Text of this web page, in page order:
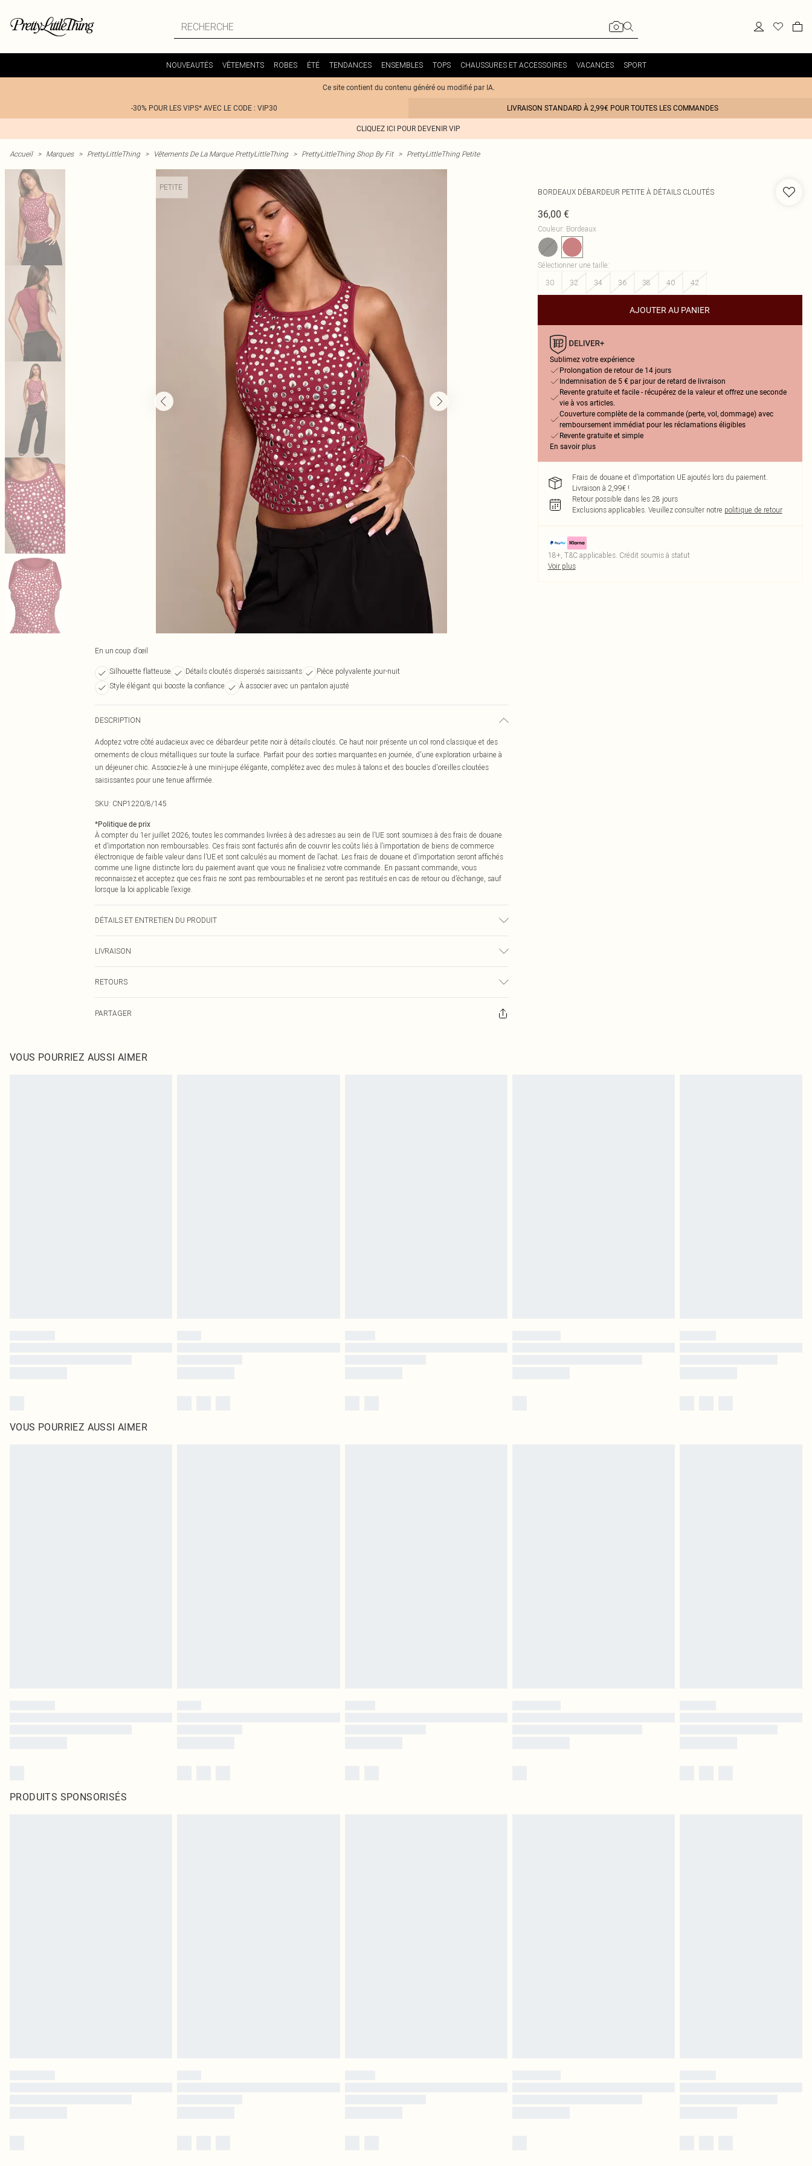
NOUVEAUTÉS VÊTEMENTS ROBES ÉTÉ TENDANCES ENSEMBLES TOPS CHAUSSURES ET ACCESSOIRES VACANCES SPORT
Ce site contient du contenu généré ou modifié par IA.
-30% POUR LES VIPS* AVEC LE CODE : VIP30 LIVRAISON STANDARD À 2,99€ POUR TOUTES LES COMMANDES
CLIQUEZ ICI POUR DEVENIR VIP
Accueil > Marques > PrettyLittleThing > Vêtements De La Marque PrettyLittleThing > PrettyLittleThing Shop By Fit > PrettyLittleThing Petite
PETITE
En un coup d’œil
Silhouette flatteuse Détails cloutés dispersés saisissants
Pièce polyvalente jour-nuit
Style élégant qui booste la confiance
À associer avec un pantalon ajusté
DESCRIPTION
Adoptez votre côté audacieux avec ce débardeur petite noir à détails cloutés. Ce haut noir présente un col rond classique et des
ornements de clous métalliques sur toute la surface. Parfait pour des sorties marquantes en journée, d'une exploration urbaine à
un déjeuner chic. Associez-le à une mini-jupe élégante, complétez avec des mules à talons et des boucles d'oreilles cloutées
saisissantes pour une tenue affirmée.
SKU: CNP1220/8/145
*Politique de prix
À compter du 1er juillet 2026, toutes les commandes livrées à des adresses au sein de l’UE sont soumises à des frais de douane
et d’importation non remboursables. Ces frais sont facturés afin de couvrir les coûts liés à l’importation de biens de commerce
électronique de faible valeur dans l’UE et sont calculés au moment de l’achat. Les frais de douane et d’importation seront affichés
comme une ligne distincte lors du paiement avant que vous ne finalisiez votre commande. En passant commande, vous
reconnaissez et acceptez que ces frais ne sont pas remboursables et ne seront pas restitués en cas de retour ou d’échange, sauf
lorsque la loi applicable l’exige.
DÉTAILS ET ENTRETIEN DU PRODUIT
LIVRAISON
€9.99
RETOURS
Veuillez noter que nous ne pouvons pas rembourser les masques tendance, les cosmétiques, les bijoux pour piercings, les jouets
également être essayées en intérieur. Les articles pour la maison, y compris le linge de lit, les matelas, les surmatelas et les
PARTAGER
BORDEAUX DÉBARDEUR PETITE À DÉTAILS CLOUTÉS
36,00 €
Couleur: Bordeaux
Sélectionner une taille:
30
32 34 36 38 40 42
AJOUTER AU PANIER
Sublimez votre expérience
Prolongation de retour de 14 jours
Indemnisation de 5 € par jour de retard de livraison
Revente gratuite et facile - récupérez de la valeur et offrez une seconde
vie à vos articles.
Couverture complète de la commande (perte, vol, dommage) avec
remboursement immédiat pour les réclamations éligibles
Revente gratuite et simple
En savoir plus
Frais de douane et d’importation UE ajoutés lors du paiement.
Livraison à 2,99€ !
Retour possible dans les 28 jours
Exclusions applicables. Veuillez consulter notre politique de retour
18+, T&C applicables. Crédit soumis à statut
Voir plus
VOUS POURRIEZ AUSSI AIMER
VOUS POURRIEZ AUSSI AIMER
PRODUITS SPONSORISÉS